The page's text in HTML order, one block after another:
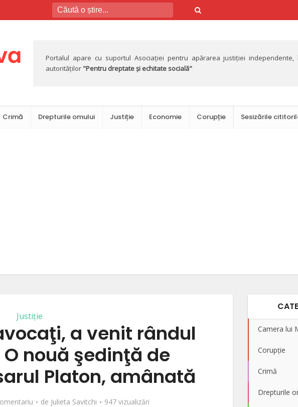
Portalul apare cu suportul Asociației pentru apărarea justiției
autorităților "Pentru dreptate și echitate socială"
Crimă Drepturile omului Justiție Economie Corupție Sesizările
Justiție
a venit rândul
nouă şedinţă de
Platon, amânată
de Julieta Savitchi 947 vizualizări
Camera lui
Corupție
Crimă
Drepturile